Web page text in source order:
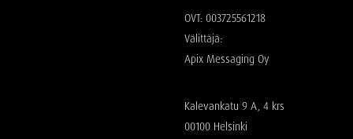
OVT: 003725561218
Välittäjä:
Apix Messaging Oy
Kalevankatu 9 A, 4 krs
00100 Helsinki